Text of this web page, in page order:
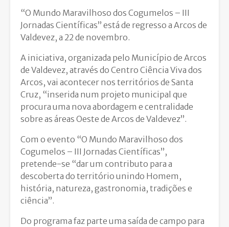
“O Mundo Maravilhoso dos Cogumelos – III
Jornadas Científicas” está de regresso a Arcos de
Valdevez, a 22 de novembro.
A iniciativa, organizada pelo Município de Arcos
de Valdevez, através do Centro Ciência Viva dos
Arcos, vai acontecer nos territórios de Santa
Cruz, “inserida num projeto municipal que
procura uma nova abordagem e centralidade
sobre as áreas Oeste de Arcos de Valdevez”.
Com o evento “O Mundo Maravilhoso dos
Cogumelos – III Jornadas Científicas”,
pretende-se “dar um contributo para a
descoberta do território unindo Homem,
história, natureza, gastronomia, tradições e
ciência”.
Do programa faz parte uma saída de campo para